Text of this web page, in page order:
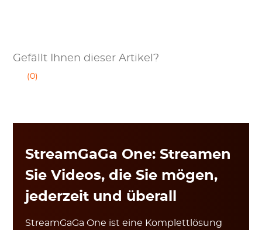
Gefällt Ihnen dieser Artikel?
(0)
StreamGaGa One: Streamen
Sie Videos, die Sie mögen,
jederzeit und überall
StreamGaGa One ist eine Komplettlösung